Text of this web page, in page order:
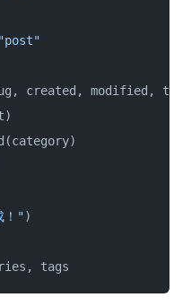
"post"
modified,
！")
tags